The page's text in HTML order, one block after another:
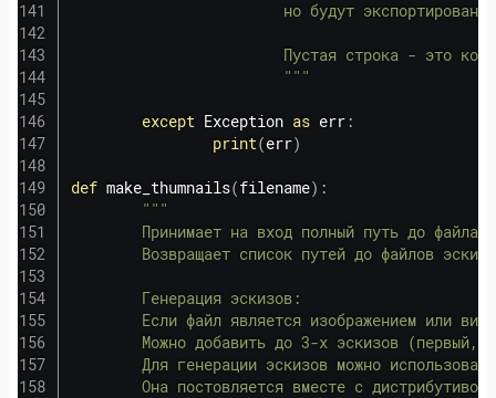
но будут экспортированы
Пустая строка - это
                        """
except Exception as err :
print(err)
def make_thumnails(filename) :
"""
Принимает на вход полный путь до файла
Возвращает список путей до файлов
        Генерация эскизов:
Если файл является изображением или
Можно добавить до 3-х эскизов (первый,
Для генерации эскизов можно
Она постовляется вместе с